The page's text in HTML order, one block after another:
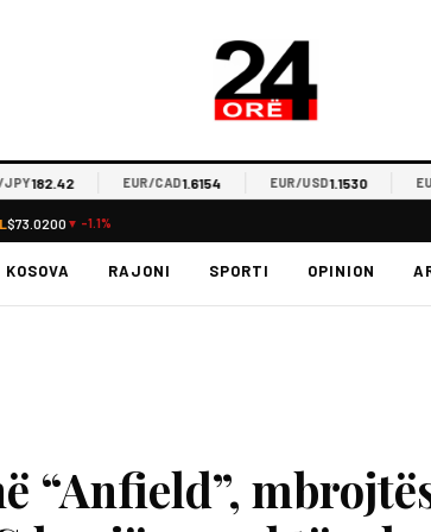
EUR/CAD1.6154 EUR/USD1.1530 EUR/
$73.0200 ▼ -1.1%
KOSOVA RAJONI SPORTI OPINION
“Anfield”,